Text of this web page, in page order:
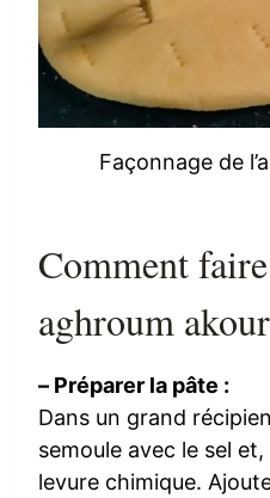
Façonnage de
Comment
aghroum
– Préparer la pâte :
Dans un grand
semoule avec le sel et,
levure chimique.